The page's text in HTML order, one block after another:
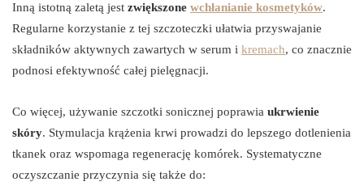
Inną istotną zaletą jest zwiększone wchłanianie kosmetyków.
Regularne korzystanie z tej szczoteczki ułatwia przyswajanie
składników aktywnych zawartych w serum i kremach, co znacznie
podnosi efektywność całej pielęgnacji.
Co więcej, używanie szczotki sonicznej poprawia ukrwienie
skóry. Stymulacja krążenia krwi prowadzi do lepszego dotlenienia
tkanek oraz wspomaga regenerację komórek. Systematyczne
oczyszczanie przyczynia się także do: